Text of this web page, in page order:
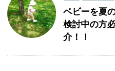
ベビーを夏
検討中の方
介！！